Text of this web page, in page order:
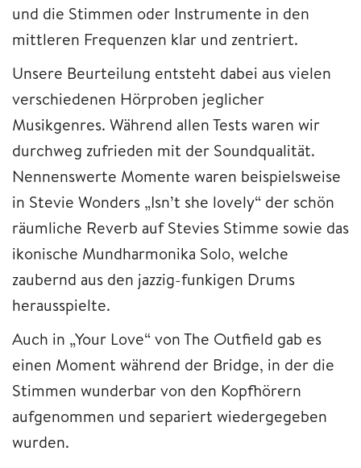
und die Stimmen oder Instrumente in den
mittleren Frequenzen klar und zentriert.
Unsere Beurteilung entsteht dabei aus vielen
verschiedenen Hörproben jeglicher
Musikgenres. Während allen Tests waren wir
durchweg zufrieden mit der Soundqualität.
Nennenswerte Momente waren beispielsweise
in Stevie Wonders „Isn’t she lovely“ der schön
räumliche Reverb auf Stevies Stimme sowie das
ikonische Mundharmonika Solo, welche
zaubernd aus den jazzig-funkigen Drums
herausspielte.
Auch in „Your Love“ von The Outfield gab es
einen Moment während der Bridge, in der die
Stimmen wunderbar von den Kopfhörern
aufgenommen und separiert wiedergegeben
wurden.